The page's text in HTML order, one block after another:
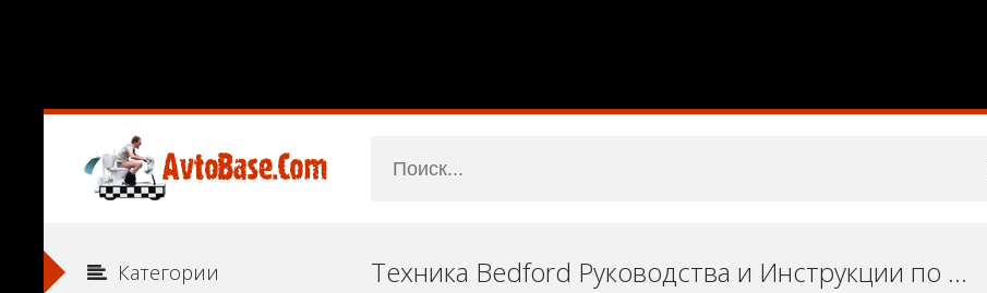
Техника Bedford Руководства и Инструкции по Ремонту и Эксплуатации Скачать Бесплатно
Категории